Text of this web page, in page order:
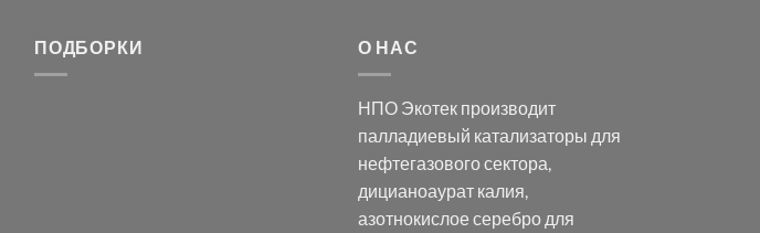
ПОДБОРКИ О НАС
НПО Экотек производит
палладиевый катализаторы для
нефтегазового сектора,
дицианоаурат калия,
азотнокислое серебродля